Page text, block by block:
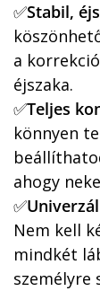
✅Stabil,
a
éjszaka.
✅Teljes
könnyen
ahogy
✅
Nem kell
mindkét
személyre